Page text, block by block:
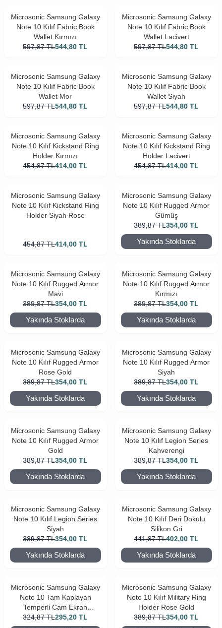
Microsonic Samsung Galaxy
Note 10 Kılıf Fabric Book
Wallet Kırmızı
597,87 TL544,80 TL
Microsonic Samsung Galaxy
Note 10 Kılıf Fabric Book
Wallet Lacivert
597,87 TL544,80 TL
Microsonic Samsung Galaxy
Note 10 Kılıf Fabric Book
Wallet Mor
597,87 TL544,80 TL
Microsonic Samsung Galaxy
Note 10 Kılıf Fabric Book
Wallet Siyah
597,87 TL544,80 TL
Microsonic Samsung Galaxy
Note 10 Kılıf Kickstand Ring
Holder Kırmızı
454,87 TL414,00 TL
Microsonic Samsung Galaxy
Note 10 Kılıf Kickstand Ring
Holder Lacivert
454,87 TL414,00 TL
Microsonic Samsung Galaxy
Note 10 Kılıf Kickstand Ring
Holder Siyah Rose
454,87 TL414,00 TL
Microsonic Samsung Galaxy
Note 10 Kılıf Rugged Armor
Gümüş
389,87 TL354,00 TL
Yakında Stoklarda
Microsonic Samsung Galaxy
Note 10 Kılıf Rugged Armor
Mavi
389,87 TL354,00 TL
Yakında Stoklarda
Microsonic Samsung Galaxy
Note 10 Kılıf Rugged Armor
Kırmızı
389,87 TL354,00 TL
Yakında Stoklarda
Microsonic Samsung Galaxy
Note 10 Kılıf Rugged Armor
Rose Gold
389,87 TL354,00 TL
Yakında Stoklarda
Microsonic Samsung Galaxy
Note 10 Kılıf Rugged Armor
Siyah
389,87 TL354,00 TL
Yakında Stoklarda
Microsonic Samsung Galaxy
Note 10 Kılıf Rugged Armor
Gold
389,87 TL354,00 TL
Yakında Stoklarda
Microsonic Samsung Galaxy
Note 10 Kılıf Legion Series
Kahverengi
389,87 TL354,00 TL
Yakında Stoklarda
Microsonic Samsung Galaxy
Note 10 Kılıf Legion Series
Siyah
389,87 TL354,00 TL
Yakında Stoklarda
Microsonic Samsung Galaxy
Note 10 Kılıf Deri Dokulu
Silikon Gri
441,87 TL402,00 TL
Yakında Stoklarda
Microsonic Samsung Galaxy
Note 10 Tam Kaplayan
Temperli Cam Ekran
Koruyucu Siyah
324,87 TL295,20 TL
Microsonic Samsung Galaxy
Note 10 Kılıf Military Ring
Holder Rose Gold
389,87 TL354,00 TL